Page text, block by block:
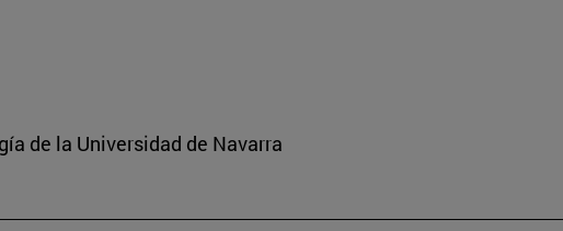
de la Universidad de Navarra